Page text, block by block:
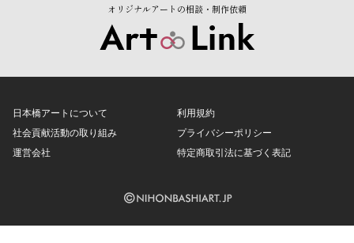
オリジナルアートの相談・制作依頼
日本橋アートについて
社会貢献活動の取り組み
運営会社
利用規約
プライバシーポリシー
特定商取引法に基づく表記